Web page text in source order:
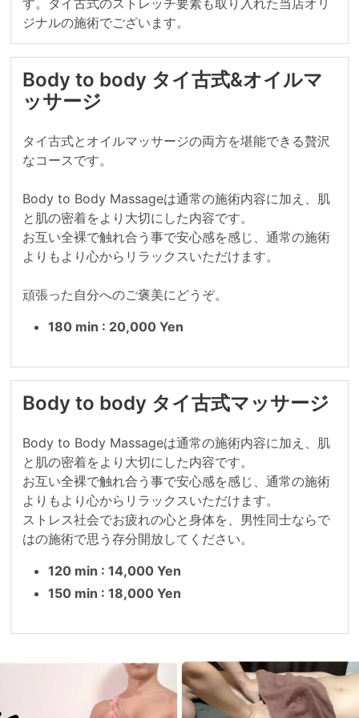
す。タイ古式のストレッチ要素も取り入れた当店オリ
ジナルの施術でございます。
Body to body タイ古式&オイルマ
ッサージ
タイ古式とオイルマッサージの両方を堪能できる贅沢
なコースです。
Body to Body Massageは通常の施術内容に加え、肌
と肌の密着をより大切にした内容です。
お互い全裸で触れ合う事で安心感を感じ、通常の施術
よりもより心からリラックスいただけます。
頑張った自分へのご褒美にどうぞ。
180 min : 20,000 Yen
Body to body タイ古式マッサージ
Body to Body Massageは通常の施術内容に加え、肌
と肌の密着をより大切にした内容です。
お互い全裸で触れ合う事で安心感を感じ、通常の施術
よりもより心からリラックスいただけます。
​ストレス社会でお疲れの心と身体を、男性同士ならで
はの施術で思う存分開放してください。
120 min : 14,000 Yen
150 min : 18,000 Yen